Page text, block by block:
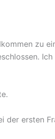
zu
der ersten